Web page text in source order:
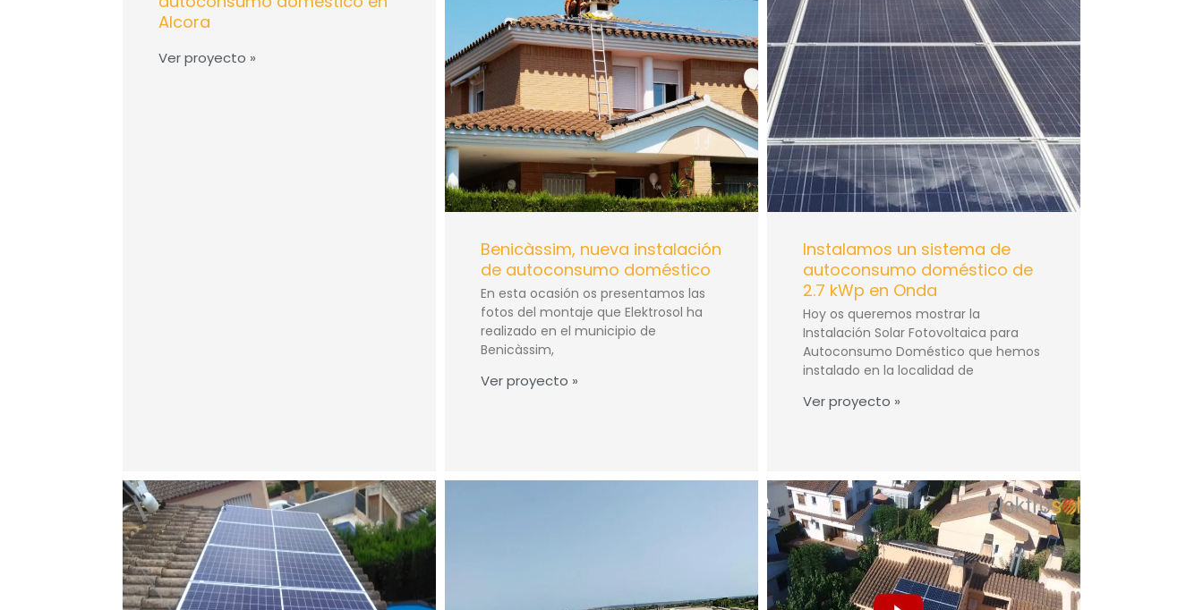
Alcora
Ver proyecto »
Benicàssim, nueva instalación
de autoconsumo doméstico
En esta ocasión os presentamos las
fotos del montaje que Elektrosol ha
realizado en el municipio de
Benicàssim,
Ver proyecto »
Instalamos un sistema de
autoconsumo doméstico de
2.7 kWp en Onda
Hoy os queremos mostrar la
Instalación Solar Fotovoltaica para
Autoconsumo Doméstico que hemos
instalado en la localidad de
Ver proyecto »